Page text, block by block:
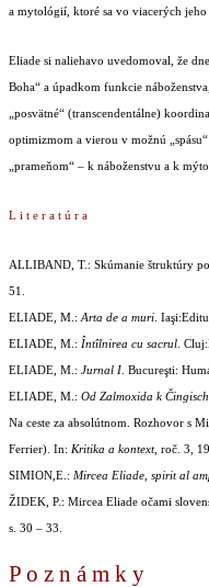
a mytológií, ktoré sa vo viacerých
Eliade si naliehavo uvedomoval, že
Boha“ a úpadkom funkcie
„posvätné“ (transcendentálne)
optimizmom a vierou v možnú
„prameňom“ – k náboženstvu a k
L i t e r a t ú r a
ALLIBAND, T.: Skúmanie štruktúry
51.
ELIADE, M.: Arta de a muri .
ELIADE, M.: Întîlnirea cu sacrul .
ELIADE, M.: Jurnal I . Bucureşti:
ELIADE, M.: Od Zalmoxida k
Na ceste za absolútnom. Rozhovor s
Ferrier). In: Kritika a kontext, roč. 3,
SIMION,E.: Mircea Eliade, spirit al
ŽIDEK, P.: Mircea Eliade očami
s. 30 – 33.
P o z n á m k y